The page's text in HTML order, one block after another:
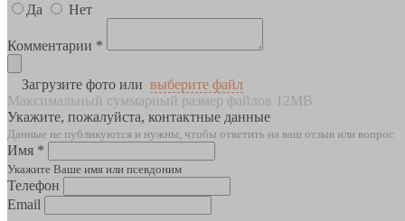
Да
Нет
Комментарии *
Загрузите фото или выберите файл
Максимальный суммарный размер файлов 12MB
Укажите, пожалуйста, контактные данные
Данные не публикуются и нужны, чтобы ответить на ваш отзыв или вопрос
Имя *
Укажите Ваше имя или псевдоним
Телефон
Email